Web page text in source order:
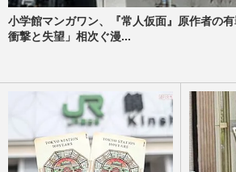
小学館マンガワン、『常人仮面』原作者の
衝撃と失望」相次ぐ漫...